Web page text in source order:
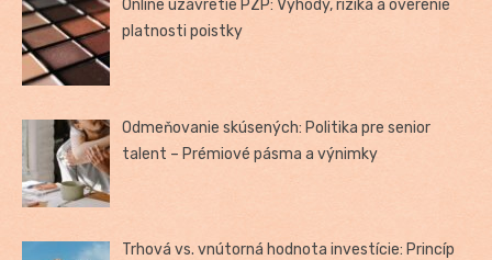
Online uzavretie PZP: Výhody, riziká a overenie
platnosti poistky
Odmeňovanie skúsených: Politika pre senior
talent – Prémiové pásma a výnimky
Trhová vs. vnútorná hodnota investície: Princíp